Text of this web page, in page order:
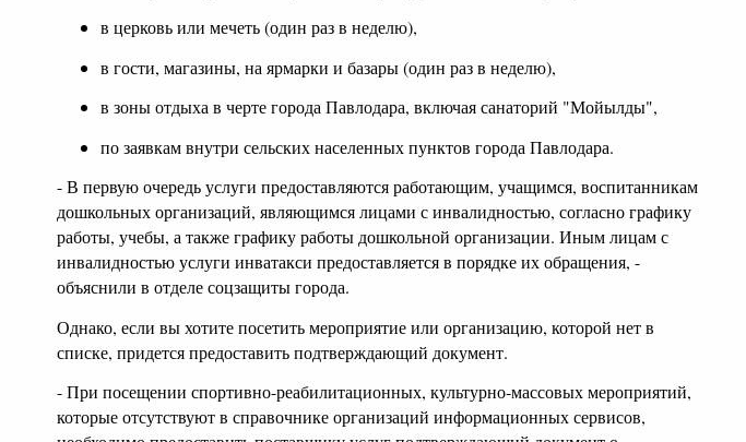
в церковь или мечеть (один раз в неделю),
в гости, магазины, на ярмарки и базары (один раз в неделю),
в зоны отдыха в черте города Павлодара, включая санаторий "Мойылды",
по заявкам внутри сельских населенных пунктов города Павлодара.
- В первую очередь услуги предоставляются работающим, учащимся, воспитанникам
дошкольных организаций, являющимся лицами с инвалидностью, согласно графику
работы, учебы, а также графику работы дошкольной организации. Иным лицам с
инвалидностью услуги инватакси предоставляется в порядке их обращения, -
объяснили в отделе соцзащиты города.
Однако, если вы хотите посетить мероприятие или организацию, которой нет в
списке, придется предоставить подтверждающий документ.
- При посещении спортивно-реабилитационных, культурно-массовых мероприятий,
которые отсутствуют в справочнике организаций информационных сервисов,